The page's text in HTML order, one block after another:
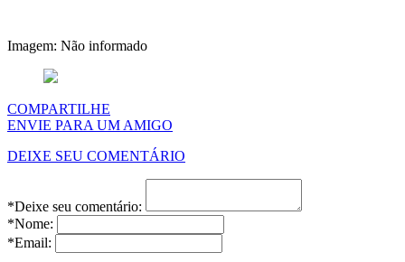
Imagem: Não informado
COMPARTILHE
ENVIE PARA UM AMIGO
DEIXE SEU COMENTÁRIO
*Deixe seu comentário:
*Nome:
*Email: